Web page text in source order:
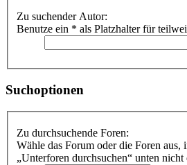
Zu suchender Autor:
Benutze ein * als Platzhalter für
Suchoptionen
Zu durchsuchende Foren:
Wähle das Forum oder die Foren
„Unterforen durchsuchen“ unten nicht